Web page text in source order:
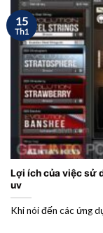
Lợi ích của việc sử
uv
Khi nói đến các ứng
15
Th1